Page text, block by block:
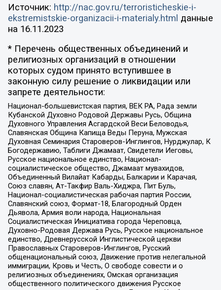
Источник: http://nac.gov.ru/terroristicheskie-i-
ekstremistskie-organizacii-i-materialy.html данные
на 16.11.2023
* Перечень общественных объединений и
религиозных организаций в отношении
которых судом принято вступившее в
законную силу решение о ликвидации или
запрете деятельности:
Национал-большевистская партия, ВЕК РА, Рада земли
Кубанской Духовно Родовой Державы Русь, Община
Духовного Управления Асгардской Веси Беловодья,
Славянская Община Капища Веды Перуна, Мужская
Духовная Семинария Староверов-Инглингов, Нурджулар, К
Богодержавию, Таблиги Джамаат, Свидетели Иеговы,
Русское национальное единство, Национал-
социалистическое общество, Джамаат мувахидов,
Объединенный Вилайат Кабарды, Балкарии и Карачая,
Союз славян, Ат-Такфир Валь-Хиджра, Пит Буль,
Национал-социалистическая рабочая партия России,
Славянский союз, Формат-18, Благородный Орден
Дьявола, Армия воли народа, Национальная
Социалистическая Инициатива города Череповца,
Духовно-Родовая Держава Русь, Русское национальное
единство, Древнерусской Инглистической церкви
Православных Староверов-Инглингов, Русский
общенациональный союз, Движение против нелегальной
иммиграции, Кровь и Честь, О свободе совести и о
религиозных объединениях, Омская организация
общественного политического движения Русское